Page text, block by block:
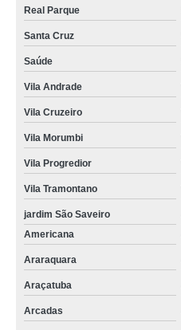
Real Parque
Santa Cruz
Saúde
Vila Andrade
Vila Cruzeiro
Vila Morumbi
Vila Progredior
Vila Tramontano
jardim São Saveiro
Americana
Araraquara
Araçatuba
Arcadas